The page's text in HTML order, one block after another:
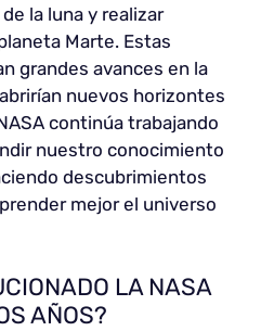
la luna y realizar
Marte. Estas
grandes avances en la
nuevos horizontes
continúa trabajando
nuestro conocimiento
descubrimientos
mejor el universo
LA NASA
AÑOS?